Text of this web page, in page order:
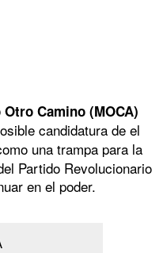
Camino (MOCA)
candidatura de el
una trampa para la
Partido Revolucionario
en el poder.